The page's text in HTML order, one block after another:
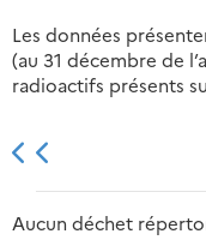
Les données
(au 31 décembre de
radioactifs présents
2013
Aucun déchet